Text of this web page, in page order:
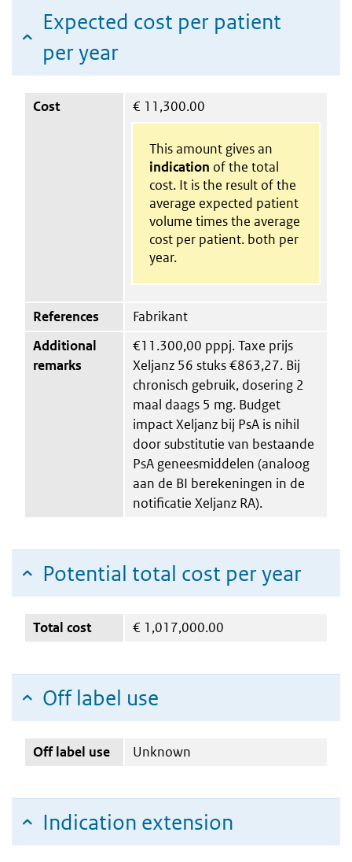
Expected cost per patient
per year
Cost € 11,300.00
This amount gives an
indication of the total
cost. It is the result of the
average expected patient
volume times the average
cost per patient. both per
year.
References
Fabrikant
Additional
remarks
€11.300,00 pppj. Taxe prijs
Xeljanz 56 stuks €863,27. Bij
chronisch gebruik, dosering 2
maal daags 5 mg. Budget
impact Xeljanz bij PsA is nihil
door substitutie van bestaande
PsA geneesmiddelen (analoog
aan de BI berekeningen in de
notificatie Xeljanz RA).
Potential total cost per year
Total cost € 1,017,000.00
Off label use
Off label use Unknown
Indication extension